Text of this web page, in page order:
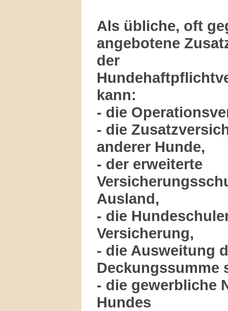
Als übliche, oft
angebotene
der
kann:
- die
- die
anderer Hunde,
- der erweiterte
Ausland,
- die
Versicherung,
- die Ausweitung
Deckungssumme
- die gewerbliche
Hundes